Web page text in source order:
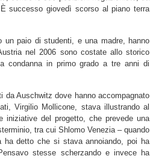
successo giovedì scorso al piano terra
paio di studenti, e una madre, hanno
nel 2006 sono costate allo storico
condanna in primo grado a tre anni di
da Auschwitz dove hanno accompagnato
Virgilio Mollicone, stava illustrando al
iniziative del progetto, che prevede una
tra cui Shlomo Venezia – quando
detto che si stava annoiando, poi ha
stesse scherzando e invece ha